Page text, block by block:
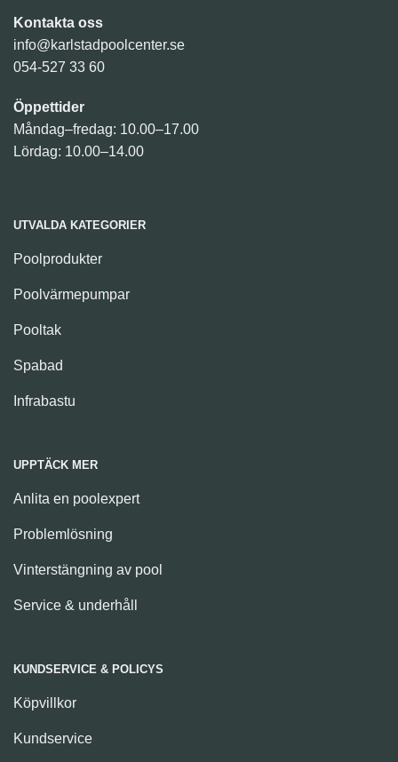
Kontakta oss
info@karlstadpoolcenter.se
054-527 33 60
Öppettider
Måndag–fredag: 10.00–17.00
Lördag: 10.00–14.00
UTVALDA KATEGORIER
Poolprodukter
Poolvärmepumpar
Pooltak
Spabad
Infrabastu
UPPTÄCK MER
Anlita en poolexpert
Problemlösning
Vinterstängning av pool
Service & underhåll
KUNDSERVICE & POLICYS
Köpvillkor
Kundservice